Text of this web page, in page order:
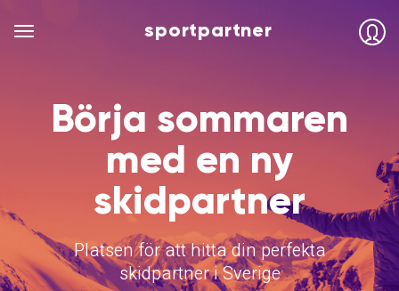
sportpartner
Börja sommaren
med en ny
skidpartner
Platsen för att hitta din perfekta
skidpartner i Sverige